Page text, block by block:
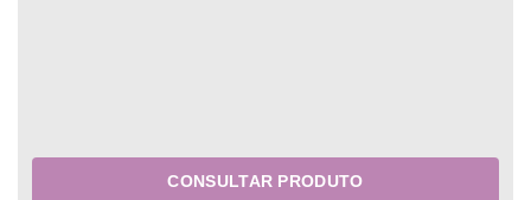
CONSULTAR PRODUTO